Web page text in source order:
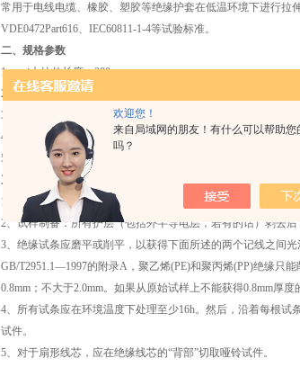
欢迎您！
来自局域网的朋友！有什么可以帮助您
吗？
常用于电线电缆、橡胶、塑胶等绝缘护套在低温环境下进行拉伸
VDE0472Part616、IEC60811-1-4等试验标准。
二、规格参数
1、zui大拉伸长度：280mm
2、拉伸速度：20～30mm/分
3、夹头型式：非自紧式
4、试样规格：Ⅰ、Ⅱ号哑铃片
5、与低温恒温试验箱配套使用
三、试验方法
1、取样：每个被试线芯应取两根适当长度的试样。
2、试样制备：所有护层（包括外半导电层，若有的话）剥去
3、绝缘试条应磨平或削平，以获得下面所述的两个记线之间
GB/T2951.1—1997的附录A，聚乙烯(PE)和聚丙烯(PP)绝缘只
0.8mm；不大于2.0mm。如果从原始试样上不能获得0.8mm厚度
4、所有试条应在环境温度下处理至少16h。然后，沿着每根
试件。
5、对于扇形线芯，应在绝缘线芯的“背部”切取哑铃试件。